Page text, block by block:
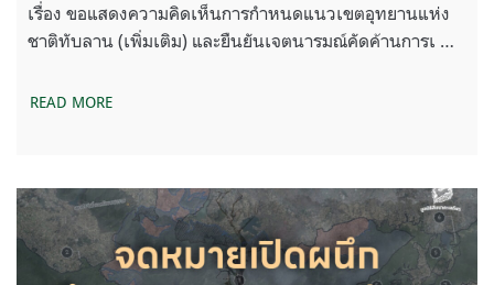
เรื่อง ขอแสดงความคิดเห็นการกำหนดแนวเขตอุทยานแห่ง
ชาติทับลาน (เพิ่มเติม) และยืนยันเจตนารมณ์คัดค้านการเ …
READ MORE